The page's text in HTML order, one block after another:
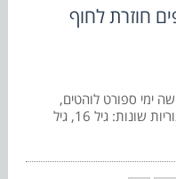
חוזרת לחוף
ימי ספורט לוהטים,